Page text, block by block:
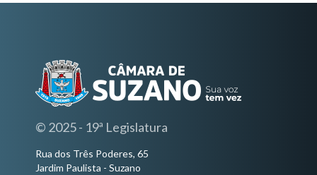
© 2025 - 19ª Legislatura
Rua dos Três Poderes, 65
Jardim Paulista - Suzano